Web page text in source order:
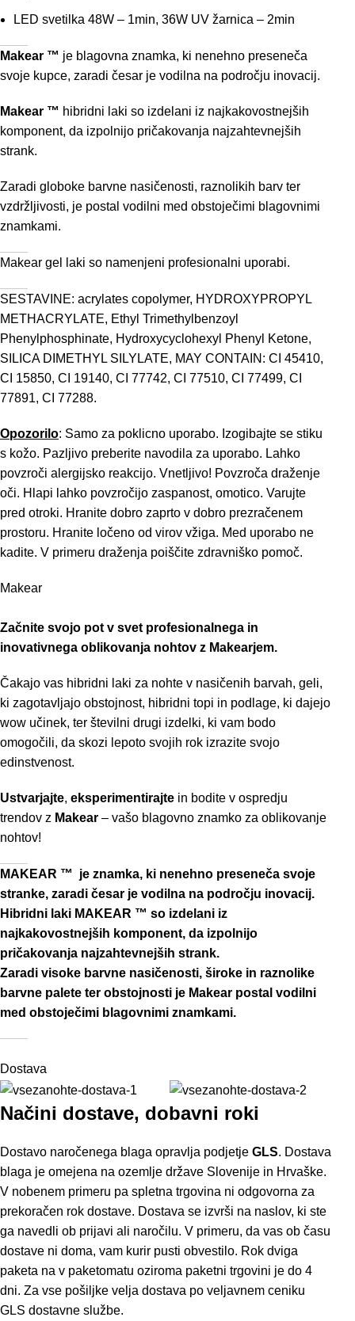
LED svetilka 48W – 1min, 36W UV žarnica – 2min
Makear ™ je blagovna znamka, ki nenehno preseneča
svoje kupce, zaradi česar je vodilna na področju inovacij.
Makear ™ hibridni laki so izdelani iz najkakovostnejših
komponent, da izpolnijo pričakovanja najzahtevnejših
strank.
Zaradi globoke barvne nasičenosti, raznolikih barv ter
vzdržljivosti, je postal vodilni med obstoječimi blagovnimi
znamkami.
Makear gel laki so namenjeni profesionalni uporabi.
SESTAVINE: acrylates copolymer, HYDROXYPROPYL
METHACRYLATE, Ethyl Trimethylbenzoyl
Phenylphosphinate, Hydroxycyclohexyl Phenyl Ketone,
SILICA DIMETHYL SILYLATE, MAY CONTAIN: CI 45410,
CI 15850, CI 19140, CI 77742, CI 77510, CI 77499, CI
77891, CI 77288.
Opozorilo: Samo za poklicno uporabo. Izogibajte se stiku
s kožo. Pazljivo preberite navodila za uporabo. Lahko
povzroči alergijsko reakcijo. Vnetljivo! Povzroča draženje
oči. Hlapi lahko povzročijo zaspanost, omotico. Varujte
pred otroki. Hranite dobro zaprto v dobro prezračenem
prostoru. Hranite ločeno od virov vžiga. Med uporabo ne
kadite. V primeru draženja poiščite zdravniško pomoč.
Makear
Začnite svojo pot v svet profesionalnega in
inovativnega oblikovanja nohtov z Makearjem.
Čakajo vas hibridni laki za nohte v nasičenih barvah, geli,
ki zagotavljajo obstojnost, hibridni topi in podlage, ki dajejo
wow učinek, ter številni drugi izdelki, ki vam bodo
omogočili, da skozi lepoto svojih rok izrazite svojo
edinstvenost.
Ustvarjajte,eksperimentirajte in bodite v ospredju
trendov z Makear – vašo blagovno znamko za oblikovanje
nohtov!
MA KEAR ™ je znamka, ki nenehno preseneča svoje
stranke, zaradi česar je vodilna na področju inovacij.
Hibridni laki MAKEAR ™ so izdelani iz
najkakovostnejših komponent, da izpolnijo
pričakovanja najzahtevnejših strank.
Zaradi visoke barvne nasičenosti, široke in raznolike
barvne palete ter obstojnosti je Makear postal vodilni
med obstoječimi blagovnimi znamkami.
Dostava
Načini dostave, dobavni roki
Dostavo naročenega blaga opravlja podjetjeGLS. Dostava
blaga je omejena na ozemlje države Slovenije in Hrvaške.
V nobenem primeru pa spletna trgovina ni odgovorna za
prekoračen rok dostave. Dostava se izvrši na naslov, ki ste
ga navedli ob prijavi ali naročilu. V primeru, da vas ob času
dostave ni doma, vam kurir pusti obvestilo. Rok dviga
paketa na v paketomatu oziroma paketni trgovini je do 4
dni. Za vse pošiljke velja dostava po veljavnem ceniku
GLS dostavne službe.